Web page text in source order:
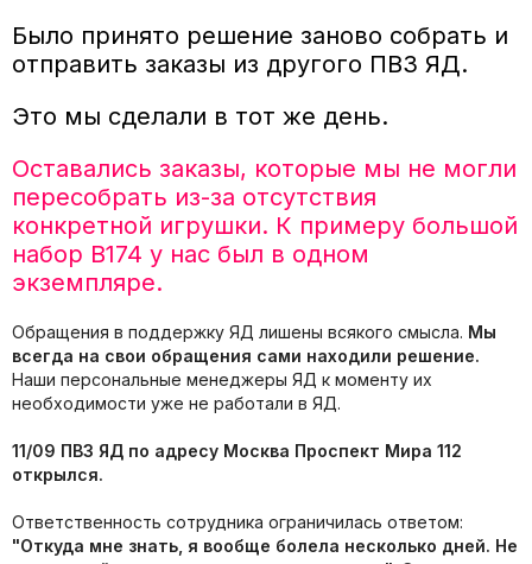
Было принято решение заново собрать и
отправить заказы из другого ПВЗ ЯД.
Это мы сделали в тот же день.
Оставались заказы, которые мы не могли
пересобрать из-за отсутствия
конкретной игрушки. К примеру большой
набор B174 у нас был в одном
экземпляре.
Обращения в поддержку ЯД лишены всякого смысла. Мы
всегда на свои обращения сами находили решение.
Наши персональные менеджеры ЯД к моменту их
необходимости уже не работали в ЯД.
11/09 ПВЗ ЯД по адресу Москва Проспект Мира 112
открылся.
Ответственность сотрудника ограничилась ответом:
"Откуда мне знать, я вообще болела несколько дней. Не